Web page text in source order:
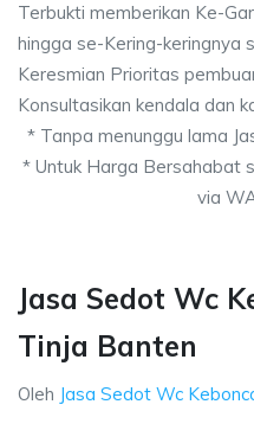
Terbukti memberikan Ke-
hingga se-Kering-keringnya
Keresmian Prioritas
Konsultasikan kendala dan
* Tanpa menunggu lama
* Untuk Harga Bersahabat
via
Jasa Sedot Wc
Tinja Banten
Oleh Jasa Sedot Wc